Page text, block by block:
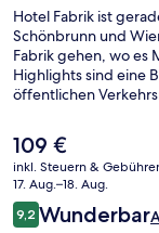
Hotel Fabrik ist
Schönbrunn und
Fabrik gehen, wo es
Highlights sind eine
öffentlichen
und zur U-Bahn-
Der
aktuelle
Preis
beträgt
109 €.
109 €
inkl. Steuern &
17. Aug.–18. Aug.
Bewertungen
9,29,2 von 10.
Wunderbar